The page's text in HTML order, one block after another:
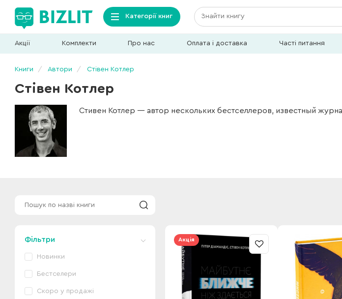
Категорії книг
Акції Комплекти Про нас Оплата і доставка Часті питання
Книги Автори Стівен Котлер
Стівен Котлер
Стивен Котлер — автор нескольких бестселлеров, известный
Фільтри
Новинки
Бестселери
Скоро у продажі
Акція